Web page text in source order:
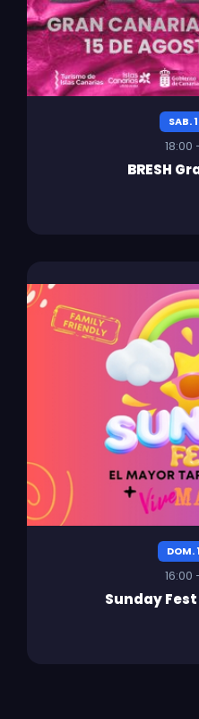
SAB.
18:00
BRESH
DOM.
16:00
Sunday